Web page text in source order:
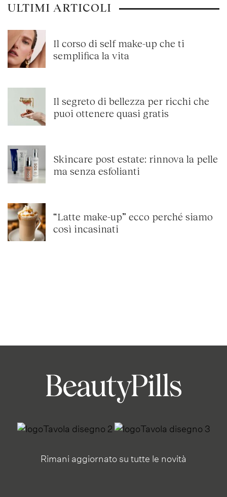
ULTIMI ARTICOLI
Il corso di self make-up che ti
semplifica la vita
Il segreto di bellezza per ricchi che
puoi ottenere quasi gratis
Skincare post estate: rinnova la pelle
ma senza esfolianti
“Latte make-up” ecco perché siamo
così incasinati
Rimani aggiornato su tutte le novità